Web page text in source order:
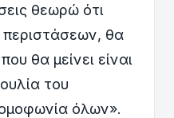
θεωρώ ότι
περιστάσεων, θα
θα μείνει είναι
του
όλων».